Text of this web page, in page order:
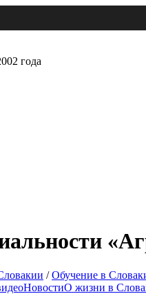
года
/Обучение в
НовостиО жизни в